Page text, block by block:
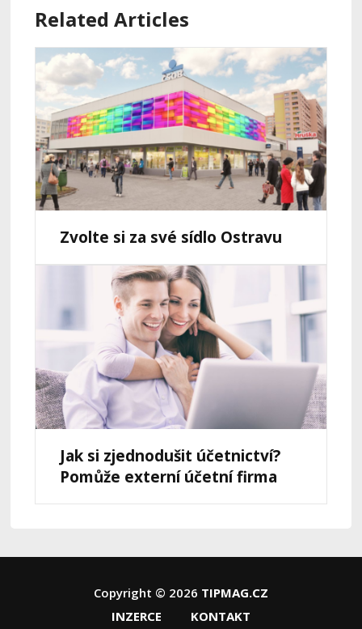
Related Articles
Zvolte si za své sídlo Ostravu
Jak si zjednodušit účetnictví?
Pomůže externí účetní firma
Copyright © 2026 TIPMAG.CZ
INZERCE
KONTAKT